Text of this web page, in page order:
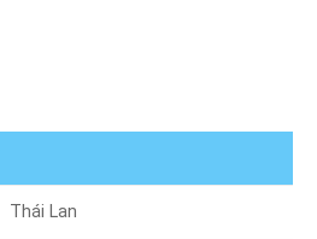
Thái Lan